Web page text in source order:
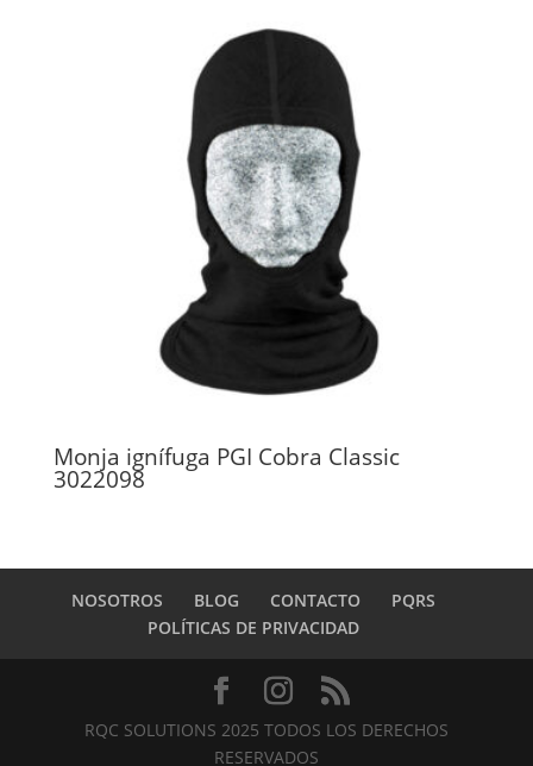
Monja ignífuga PGI Cobra Classic
3022098
NOSOTROS BLOG CONTACTO
PQRS
POLÍTICAS DE PRIVACIDAD
RQC SOLUTIONS 2025 TODOS LOS DERECHOS
RESERVADOS